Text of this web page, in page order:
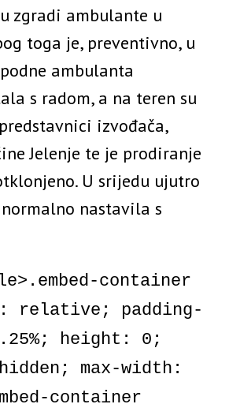
zgradi ambulante u
toga je, preventivno, u
ambulanta
s radom, a na teren su
izvođača,
Jelenje te je prodiranje
U srijedu ujutro
nastavila s
container
relative; padding-
height: 0;
max-width:
container